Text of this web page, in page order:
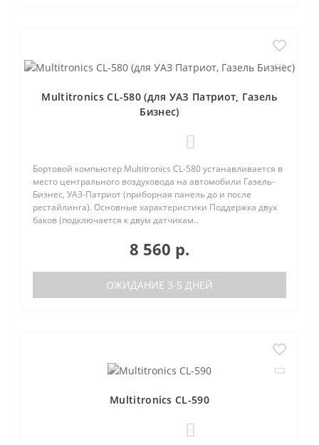
Multitronics CL-580 (для УАЗ Патриот, Газель
Бизнес)
Бортовой компьютер Multitronics CL-580 устанавливается в
место центрального воздуховода на автомобили Газель-
Бизнес, УАЗ-Патриот (приборная панель до и после
рестайлинга). Основные характеристики Поддержка двух
баков (подключается к двум датчикам..
8 560 р.
ОЖИДАНИЕ 3-5 ДНЕЙ
Multitronics CL-590